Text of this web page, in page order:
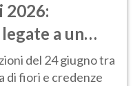
2026:
a un
del 24 giugno tra
di fiori e credenze